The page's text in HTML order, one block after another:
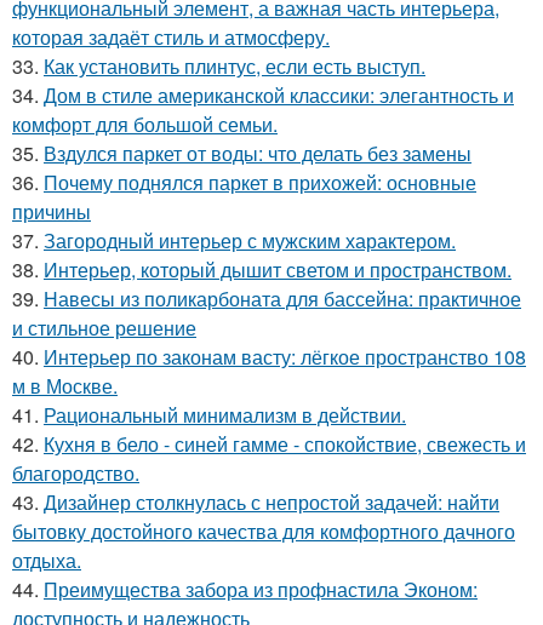
функциональный элемент, а важная часть интерьера,
которая задаёт стиль и атмосферу.
33. Как установить плинтус, если есть выступ.
34. Дом в стиле американской классики: элегантность и
комфорт для большой семьи.
35. Вздулся паркет от воды: что делать без замены
36. Почему поднялся паркет в прихожей: основные
причины
37. Загородный интерьер с мужским характером.
38. Интерьер, который дышит светом и пространством.
39. Навесы из поликарбоната для бассейна: практичное
и стильное решение
40. Интерьер по законам васту: лёгкое пространство 108
м в Москве.
41. Рациональный минимализм в действии.
42. Кухня в бело - синей гамме - спокойствие, свежесть и
благородство.
43. Дизайнер столкнулась с непростой задачей: найти
бытовку достойного качества для комфортного дачного
отдыха.
44. Преимущества забора из профнастила Эконом:
доступность и надежность